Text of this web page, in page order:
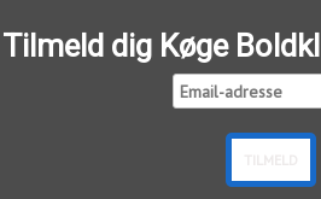
Tilmeld dig Køge